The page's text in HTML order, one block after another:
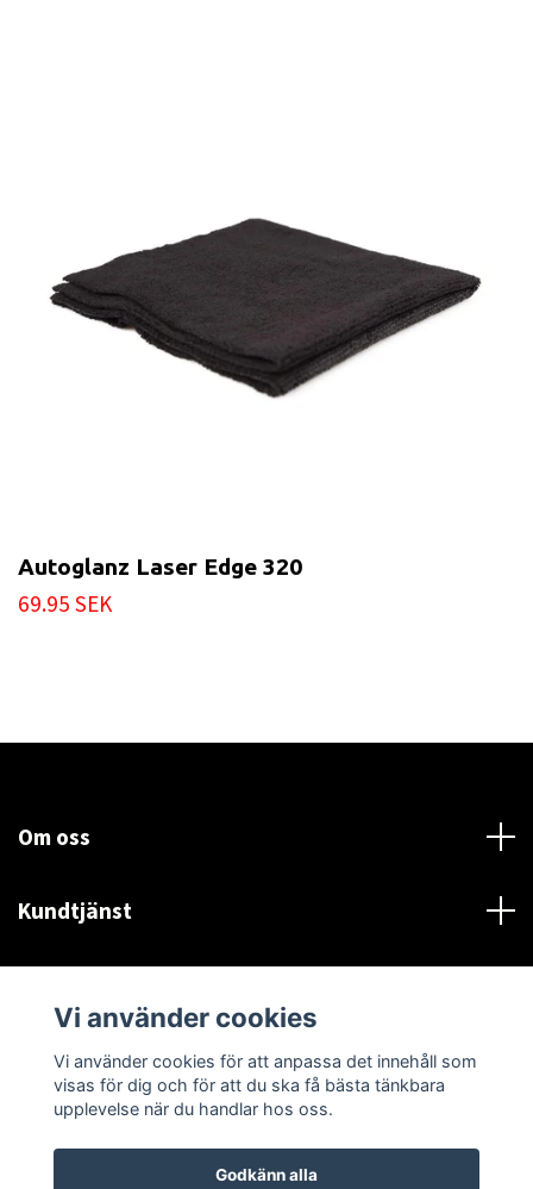
Autoglanz Laser Edge 320
69.95 SEK
Om oss
Kundtjänst
Sociala medier
Vi använder cookies
Vi använder cookies för att anpassa det innehåll som
visas för dig och för att du ska få bästa tänkbara
upplevelse när du handlar hos oss.
Godkänn alla